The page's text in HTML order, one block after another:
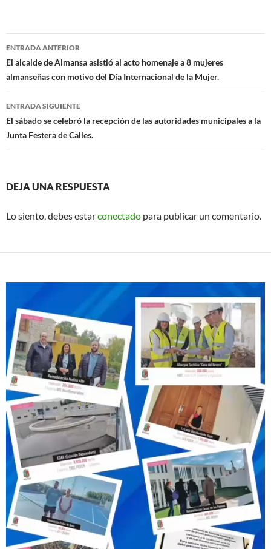
b
o
o
k
s
A
p
p
Navegación
de
entradas
ENTRADA ANTERIOR
El alcalde de Almansa asistió al acto homenaje a 8 mujeres
almanseñas con motivo del Día Internacional de la Mujer.
ENTRADA SIGUIENTE
El sábado se celebró la recepción de las autoridades municipales a la
Junta Festera de Calles.
DEJA UNA RESPUESTA
Lo siento, debes estarconectado para publicar un comentario.